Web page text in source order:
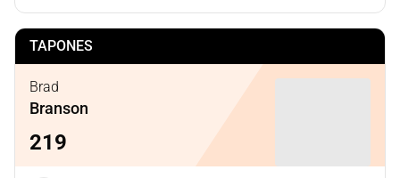
TAPONES
Brad
Branson
219